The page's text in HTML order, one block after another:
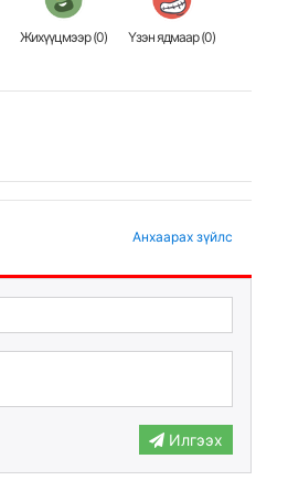
Жихүүцмээр (0) Үзэн ядмаар (0)
Анхаарах зүйлс
Илгээх